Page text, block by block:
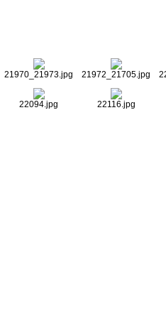
21970_21973.jpg 21972_21705.jpg
22094.jpg 22116.jpg